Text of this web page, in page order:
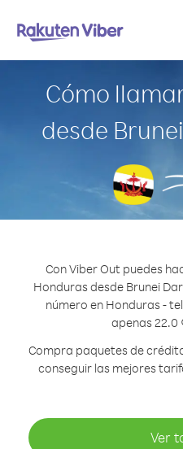
Cómo
desde
Con Viber Out puedes
Honduras desde Brunei
número en Honduras -
apenas 22.0
Compra paquetes de
conseguir las mejores
Ver